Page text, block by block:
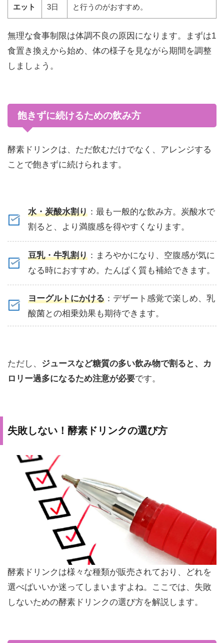
エット
3日
と行うのがおすすめ。
無理な食事制限は体調不良の原因になります。まずは1
食置き換えから始め、体の様子を見ながら期間を調整
しましょう。
飽きずに続けるための飲み方
酵素ドリンクは、ただ飲むだけでなく、アレンジする
ことで飽きずに続けられます。
水・炭酸水割り：最も一般的な飲み方。炭酸水で
割ると、より満腹感を得やすくなります。
豆乳・牛乳割り：まろやかになり、空腹感が気に
なる時におすすめ。たんぱく質も補給できます。
ヨーグルトにかける：デザート感覚で楽しめ、乳
酸菌との相乗効果も期待できます。
ただし、 ジュースなど糖質の多い飲み物で割ると、カ
ロリー過多になるため注意が必要です。
失敗しない！酵素ドリンクの選び方
酵素ドリンクは様々な種類が販売されており、どれを
選べばいいか迷ってしまいますよね。ここでは、失敗
しないための酵素ドリンクの選び方を解説します。